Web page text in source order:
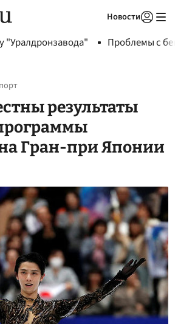
Новости
"Уралдронзавода" Проблемы с
результаты
Гран-при Японии